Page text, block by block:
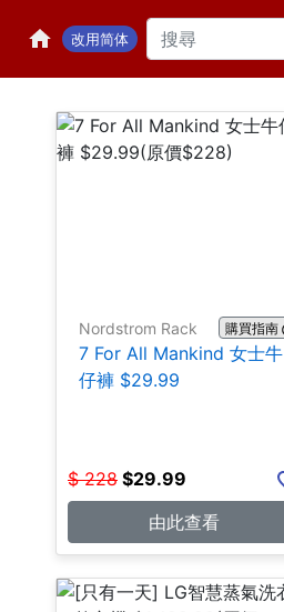
改用简体
Nordstrom Rack 購買指南
7 For All Mankind 女士牛
仔褲 $29.99
$ 228 $29.99
由此查看